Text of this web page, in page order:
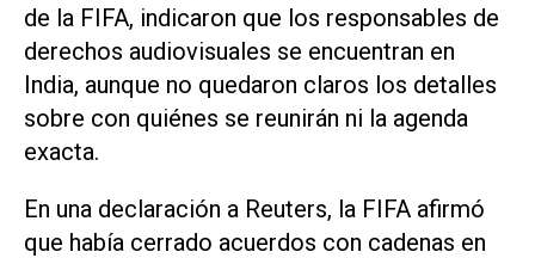
de la FIFA, indicaron ​que los responsables de
derechos audiovisuales ‌se encuentran en
India, aunque ‌no quedaron claros los detalles
sobre con quiénes se ⁠reunirán ni la agenda
exacta.
En una declaración a Reuters, la FIFA afirmó
que había cerrado acuerdos con cadenas en